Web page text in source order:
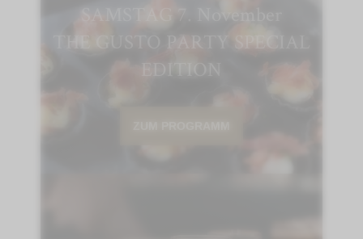
SAMSTAG 7. November
THE GUSTO PARTY SPECIAL
EDITION